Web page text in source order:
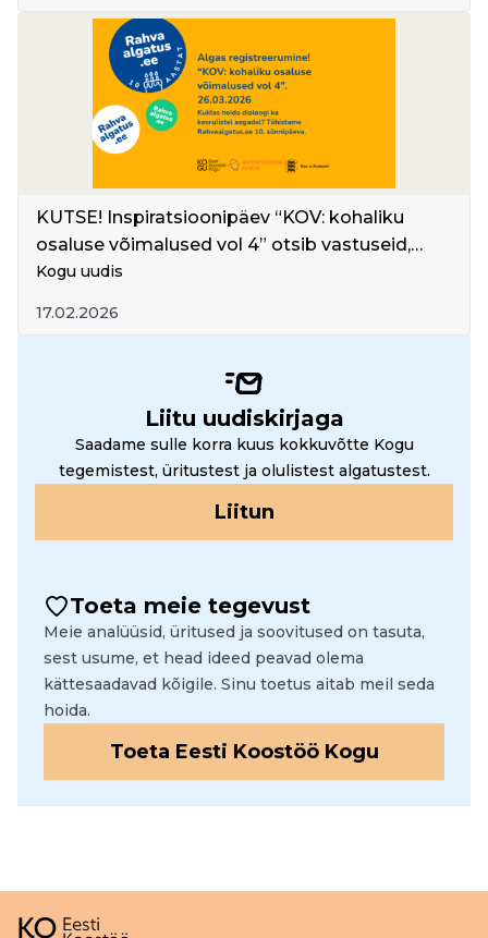
KUTSE! Inspiratsioonipäev “KOV: kohaliku
osaluse võimalused vol 4” otsib vastuseid,
kuidas luua ja hoida dialoogi ka keerulistel
Kogu uudis
17.02.2026
Toeta meie tegevust
Meie analüüsid, üritused ja soovitused on tasuta,
sest usume, et head ideed peavad olema
kättesaadavad kõigile. Sinu toetus aitab meil seda
hoida.
Toeta Eesti Koostöö Kogu
Liitu uudiskirjaga
Saadame sulle korra kuus kokkuvõtte Kogu
tegemistest, üritustest ja olulistest algatustest.
Liitun